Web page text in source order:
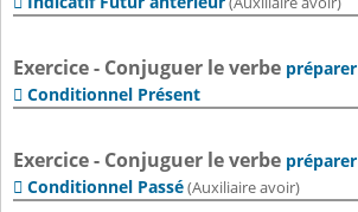
Exercice - Conjuguer le verbe préparer
 Conditionnel Présent
Exercice - Conjuguer le verbe préparer
 Conditionnel Passé(Auxiliaire avoir)